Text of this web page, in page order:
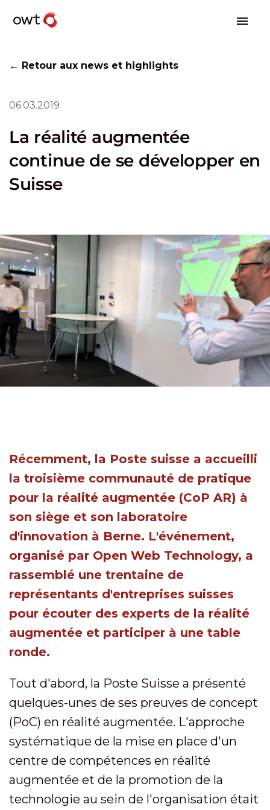
← Retour aux news et highlights
06.03.2019
La réalité augmentée
continue de se développer en
Suisse
Récemment, la Poste suisse a accueilli
la troisième communauté de pratique
pour la réalité augmentée (CoP AR) à
son siège et son laboratoire
d'innovation à Berne. L'événement,
organisé par Open Web Technology, a
rassemblé une trentaine de
représentants d'entreprises suisses
pour écouter des experts de la réalité
augmentée et participer à une table
ronde.
Tout d'abord, la Poste Suisse a présenté
quelques-unes de ses preuves de concept
(PoC) en réalité augmentée. L'approche
systématique de la mise en place d'un
centre de compétences en réalité
augmentée et de la promotion de la
technologie au sein de l'organisation était